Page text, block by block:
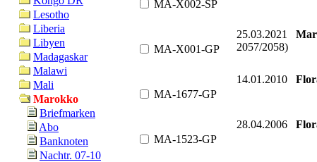
Lesotho
Liberia
Libyen
Madagaskar
Malawi
Mali
Marokko
Briefmarken
Abo
Banknoten
Nachtr. 07-10
MA-X002-SP
MA-X001-GP
25.03.2021
2057/2058)
MA-1677-GP
14.01.2010
MA-1523-GP
28.04.2006